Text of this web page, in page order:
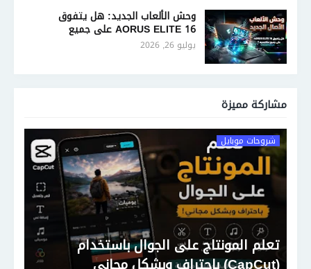
وحش الألعاب الجديد: هل يتفوق
AORUS ELITE 16 على جميع
منافسيه؟
يوليو 26, 2026
مشاركة مميزة
شروحات موبايل
تعلم المونتاج على الجوال باستخدام